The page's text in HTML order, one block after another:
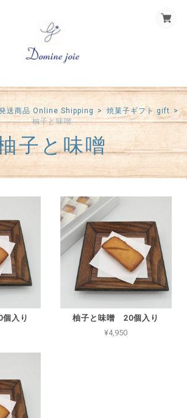
送商品 Online Shipping
焼菓子ギフト gift
柚子と味噌
子と味噌
入り
柚子と味噌 20個入り
¥4,950